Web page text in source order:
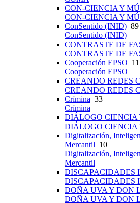
CON-CIENCIA Y
CON-CIENCIA Y
ConSentido (INID) 89
ConSentido (INID)
CONTRASTE DE
CONTRASTE DE
Cooperación EPSO 11
Cooperación EPSO
CREANDO REDES
CREANDO REDES
Crímina 33
Crímina
DIÁLOGO CIENCIA
DIÁLOGO CIENCIA
Digitalización,
Mercantil 10
Digitalización,
Mercantil
DISCAPACIDADES
DISCAPACIDADES
DOÑA UVA Y DON
DOÑA UVA Y DON